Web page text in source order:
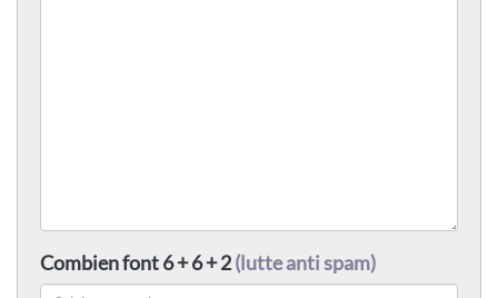
Combien font 6 + 6 + 2(lutte anti spam)